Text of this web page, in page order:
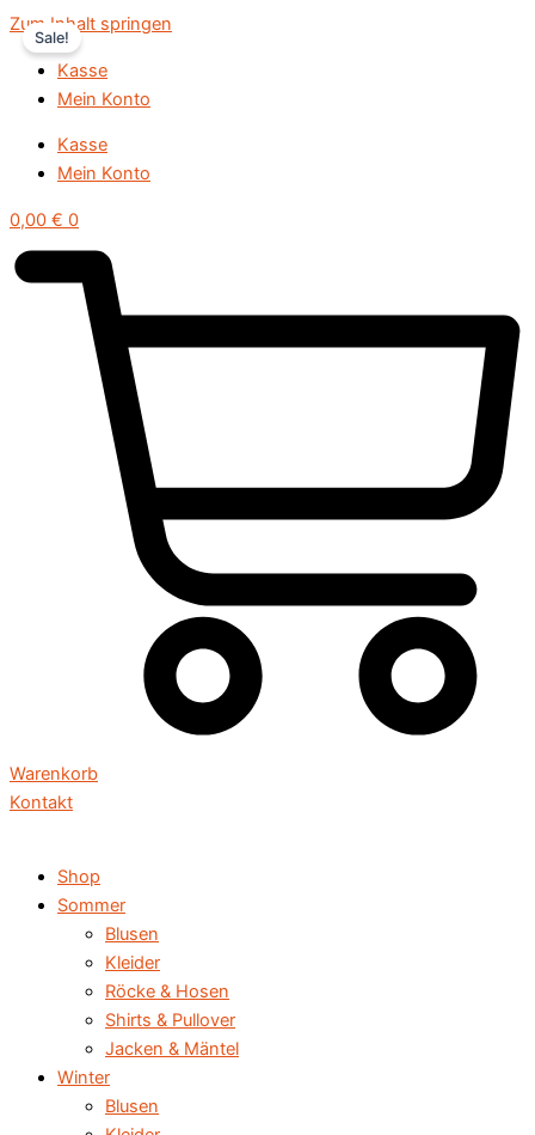
Zum Inhalt springen
Kasse
Mein Konto
Kasse
Mein Konto
0,00 € 0
Warenkorb
Kontakt
Shop
Sommer
Blusen
Kleider
Röcke & Hosen
Shirts & Pullover
Jacken & Mäntel
Winter
Blusen
Sale!